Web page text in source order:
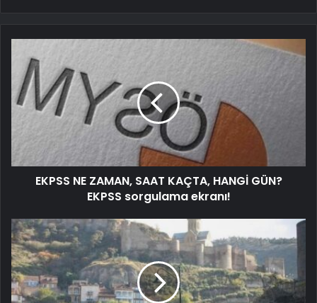
EKPSS NE ZAMAN, SAAT KAÇTA, HANGİ GÜN?
EKPSS sorgulama ekranı!